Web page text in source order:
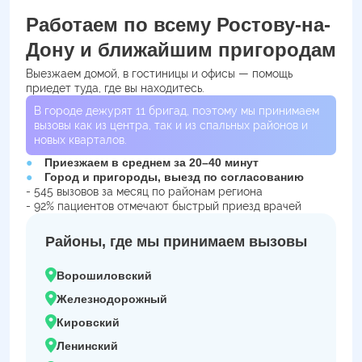
Работаем по всему Ростову-на-
Дону и ближайшим пригородам
Выезжаем домой, в гостиницы и офисы — помощь
приедет туда, где вы находитесь.
В городе дежурят 11 бригад, поэтому мы принимаем
вызовы как из центра, так и из спальных районов и
новых кварталов.
Приезжаем в среднем за 20–40 минут
Город и пригороды, выезд по согласованию
- 545 вызовов за месяц по районам региона
- 92% пациентов отмечают быстрый приезд врачей
Районы, где мы принимаем вызовы
Ворошиловский
Железнодорожный
Кировский
Ленинский